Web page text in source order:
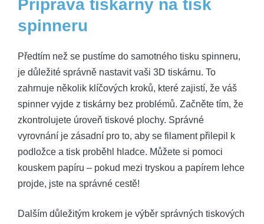
Připrava tiskárny na tisk
spinneru
Předtím než se pustíme do samotného tisku spinneru,
je důležité správně nastavit vaši 3D tiskárnu. To
zahrnuje několik klíčových kroků, které zajistí, že váš
spinner vyjde z tiskárny bez problémů. Začněte tím, že
zkontrolujete úroveň tiskové plochy. Správné
vyrovnání je zásadní pro to, aby se filament přilepil k
podložce a tisk proběhl hladce. Můžete si pomoci
kouskem papíru – pokud mezi tryskou a papírem lehce
projde, jste na správné cestě!
Dalším důležitým krokem je výběr správných tiskových